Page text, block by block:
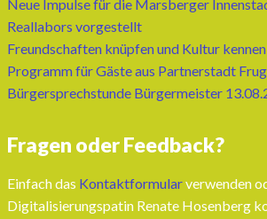
Neue Impulse für die Marsberger
Reallabors vorgestellt
Freundschaften knüpfen und Kultur
Programm für Gäste aus Partnerstadt
Bürgersprechstunde Bürgermeister
Fragen oder Feedback?
Einfach das Kontaktformularverwenden
Digitalisierungspatin Renate Hosenberg